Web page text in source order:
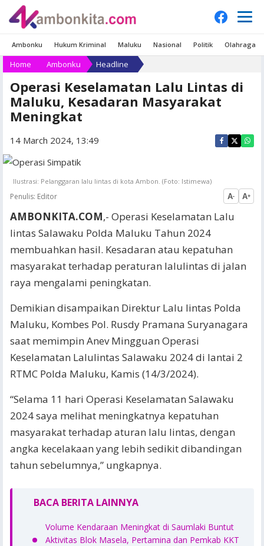
Ambonku Hukum Kriminal Maluku Nasional Politik Olahraga
Home Ambonku Headline
Operasi Keselamatan Lalu Lintas di
Maluku, Kesadaran Masyarakat
Meningkat
14 March 2024, 13:49
Ilustrasi: Pelanggaran lalu lintas di kota Ambon. (Foto: Istimewa)
Penulis: Editor A- A+
AMBONKITA.COM,- Operasi Keselamatan Lalu
lintas Salawaku Polda Maluku Tahun 2024
membuahkan hasil. Kesadaran atau kepatuhan
masyarakat terhadap peraturan lalulintas di jalan
raya mengalami peningkatan.
Demikian disampaikan Direktur Lalu lintas Polda
Maluku, Kombes Pol. Rusdy Pramana Suryanagara
saat memimpin Anev Mingguan Operasi
Keselamatan Lalulintas Salawaku 2024 di lantai 2
RTMC Polda Maluku, Kamis (14/3/2024).
“Selama 11 hari Operasi Keselamatan Salawaku
2024 saya melihat meningkatnya kepatuhan
masyarakat terhadap aturan lalu lintas, dengan
angka kecelakaan yang lebih sedikit dibandingan
tahun sebelumnya,” ungkapnya.
BACA BERITA LAINNYA
Volume Kendaraan Meningkat di Saumlaki Buntut
Aktivitas Blok Masela, Pertamina dan Pemkab KKT